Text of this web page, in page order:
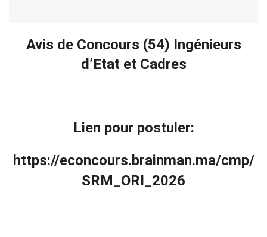
Avis de Concours (54) Ingénieurs
d’Etat et Cadres
Lien pour postuler:
https://econcours.brainman.ma/cmp/
SRM_ORI_2026